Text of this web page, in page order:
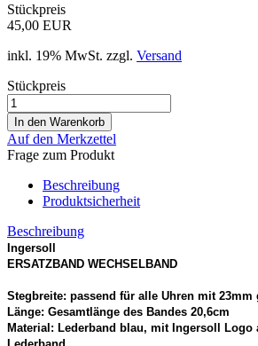
Stückpreis
45,00 EUR
inkl. 19% MwSt. zzgl. Versand
Stückpreis
Auf den Merkzettel
Frage zum Produkt
Beschreibung
Produktsicherheit
Beschreibung
Ingersoll
ERSATZBAND WECHSELBAND
Stegbreite: passend für alle Uhren mit 23mm
Länge: Gesamtlänge des Bandes 20,6cm
Material: Lederband blau, mit Ingersoll
Logo